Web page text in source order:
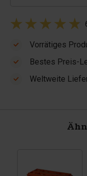
Vorrätiges
Bestes Preis-
Weltweite